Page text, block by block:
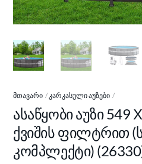
ᲛᲗᲐᲕᲐᲠᲘ ᲙᲐᲠᲙᲐᲡᲣᲚᲘ ᲐᲣᲖᲔᲑᲘ
ასაწყობი აუზი 549
ქვიშის ფილტრით
კომპლექტი)